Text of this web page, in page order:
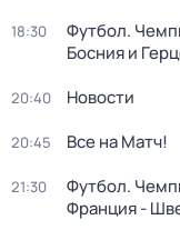
18:30
Футбол.
Босния и
20:40 Новости
20:45 Все на Матч!
21:30
Футбол.
Франция -